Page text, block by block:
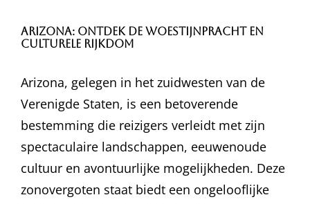
Arizona: Ontdek de Woestijnpracht en
Culturele Rijkdom
Arizona, gelegen in het zuidwesten van de
Verenigde Staten, is een betoverende
bestemming die reizigers verleidt met zijn
spectaculaire landschappen, eeuwenoude
cultuur en avontuurlijke mogelijkheden. Deze
zonovergoten staat biedt een ongelooflijke